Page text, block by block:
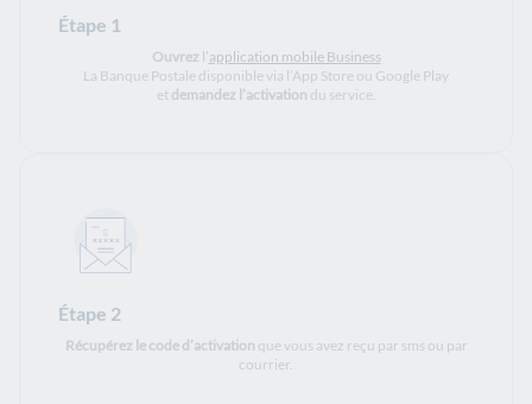
Étape 1
Ouvrez l’application mobile Business
La Banque Postale disponible via l’App Store ou Google Play
et demandez l’activation du service.
Étape 2
Récupérez le code d’activation que vous avez reçu par sms ou par
courrier.